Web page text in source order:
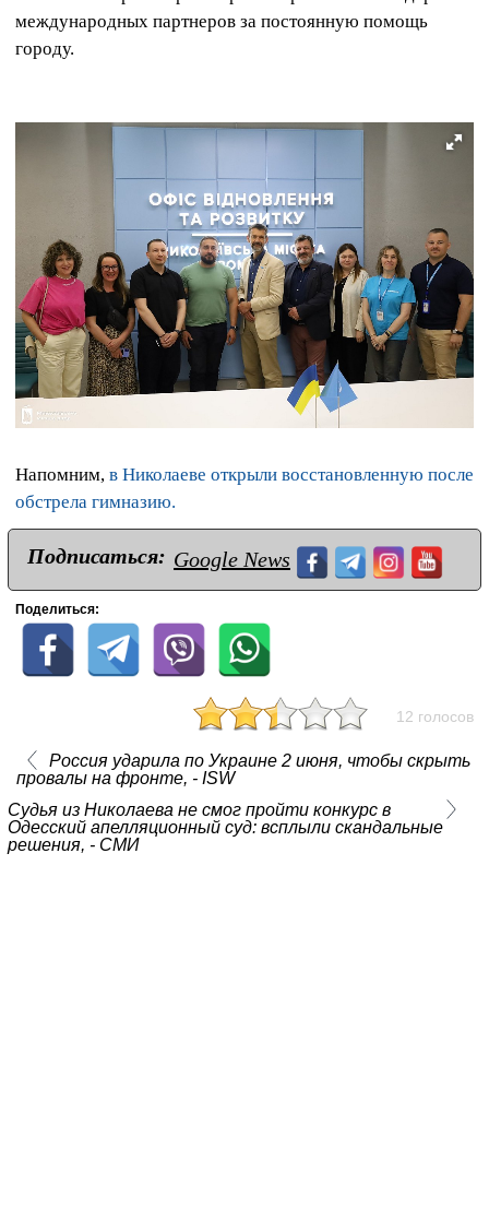
международных партнеров за постоянную помощь
городу.
Напомним, в Николаеве открыли восстановленную после
обстрела гимназию.
Подписаться: Google News
Поделиться:
12 голосов
Россия ударила по Украине 2 июня, чтобы скрыть
провалы на фронте, - ISW
Судья из Николаева не смог пройти конкурс в
Одесский апелляционный суд: всплыли скандальные
решения, - СМИ